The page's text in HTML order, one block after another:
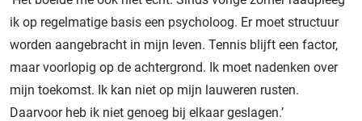
ik op regelmatige basis een psycholoog. Er moet structuur
worden aangebracht in mijn leven. Tennis blijft een factor,
maar voorlopig op de achtergrond. Ik moet nadenken over
mijn toekomst. Ik kan niet op mijn lauweren rusten.
Daarvoor heb ik niet genoeg bij elkaar geslagen.’